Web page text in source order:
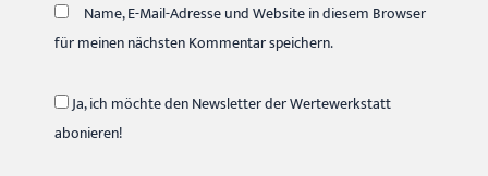
Name, E-Mail-Adresse und Website in diesem Browser
für meinen nächsten Kommentar speichern.
Ja, ich möchte den Newsletter der Wertewerkstatt
abonieren!